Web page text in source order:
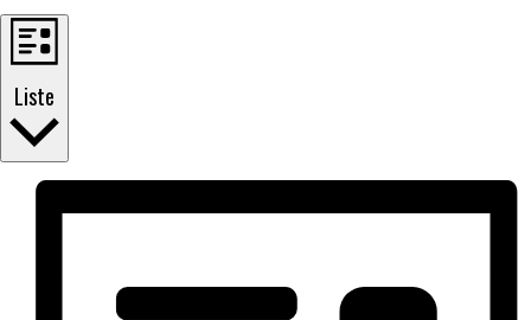
Liste